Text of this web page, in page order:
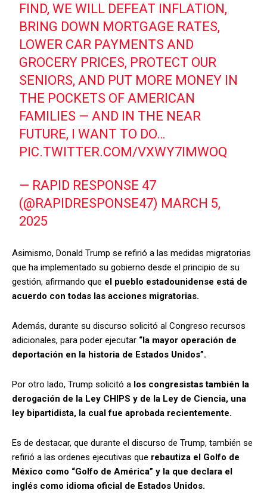
FIND, WE WILL DEFEAT INFLATION,
BRING DOWN MORTGAGE RATES,
LOWER CAR PAYMENTS AND
GROCERY PRICES, PROTECT OUR
SENIORS, AND PUT MORE MONEY IN
THE POCKETS OF AMERICAN
FAMILIES — AND IN THE NEAR
FUTURE, I WANT TO DO…
PIC.TWITTER.COM/VXWY7IMWOQ
— RAPID RESPONSE 47
(@RAPIDRESPONSE47) MARCH 5,
2025
Asimismo, Donald Trump se refirió a las medidas migratorias
que ha implementado su gobierno desde el principio de su
gestión, afirmando que el pueblo estadounidense está de
acuerdo con todas las acciones migratorias.
Además, durante su discurso solicitó al Congreso recursos
adicionales, para poder ejecutar “la mayor operación de
deportación en la historia de Estados Unidos”.
Por otro lado, Trump solicitó a los congresistas también la
derogación de la Ley CHIPS y de la Ley de Ciencia, una
ley bipartidista, la cual fue aprobada recientemente.
Es de destacar, que durante el discurso de Trump, también se
refirió a las ordenes ejecutivas que rebautiza el Golfo de
México como “Golfo de América” y la que declara el
inglés como idioma oficial de Estados Unidos.